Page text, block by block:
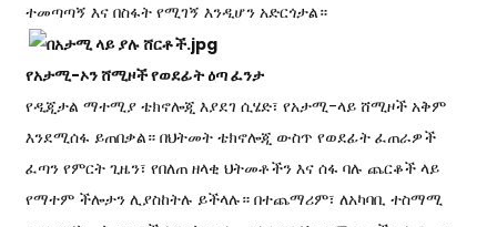
ተመጣጣኝ እና በስፋት የሚገኝ እንዲሆን አድርጎታል።
የአታሚ-ኦን ሸሚዞች የወደፊት ዕጣ ፈንታ
የዲጂታል ማተሚያ ቴክኖሎጂ እያደገ ሲሄድ፣ የአታሚ-ላይ ሸሚዞች አቅም
እንደሚሰፋ ይጠበቃል። በህትመት ቴክኖሎጂ ውስጥ የወደፊት ፈጠራዎች
ፈጣን የምርት ጊዜን፣ የበለጠ ዘላቂ ህትመቶችን እና ሰፋ ባሉ ጨርቆች ላይ
የማተም ችሎታን ሊያስከትሉ ይችላሉ። በተጨማሪም፣ ለአካባቢ ተስማሚ